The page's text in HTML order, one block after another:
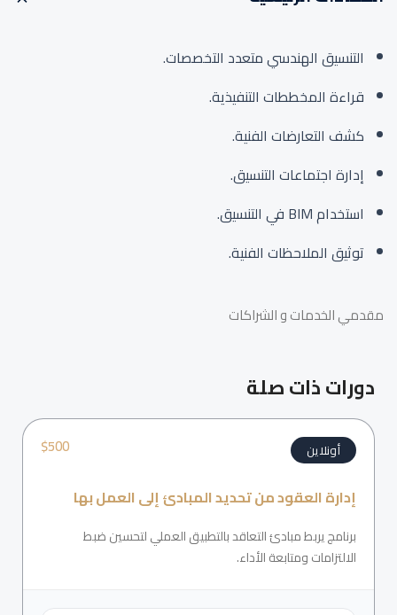
التنسيق الهندسي متعدد التخصصات.
قراءة المخططات التنفيذية.
كشف التعارضات الفنية.
إدارة اجتماعات التنسيق.
استخدام BIM في التنسيق.
توثيق الملاحظات الفنية.
مقدمي الخدمات و الشراكات
دورات ذات صلة
$500 أونلاين
إدارة العقود من تحديد المبادئ إلى العمل بها
برنامج يربط مبادئ التعاقد بالتطبيق العملي لتحسين ضبط
الالتزامات ومتابعة الأداء.